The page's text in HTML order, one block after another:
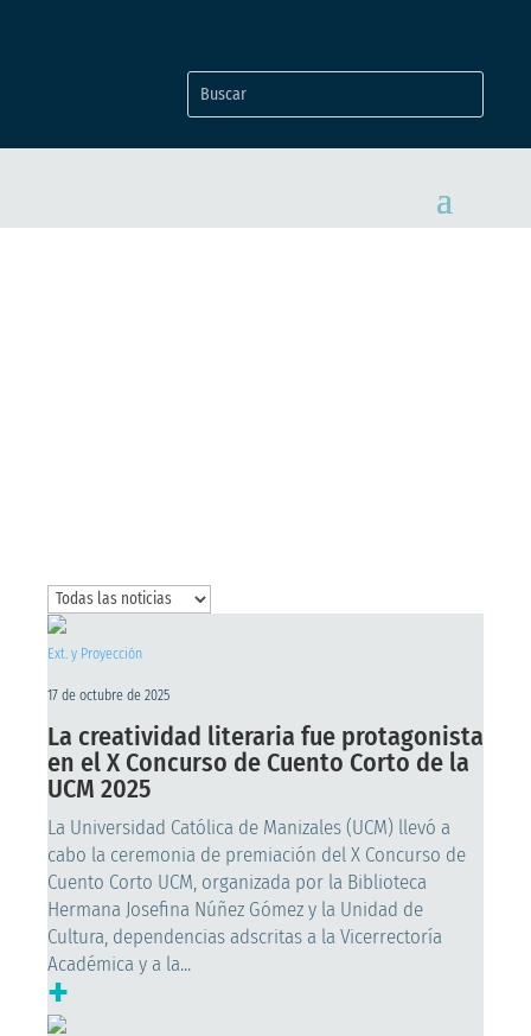
Ext. y Proyección
17 de octubre de 2025
La creatividad literaria fue protagonista
en el X Concurso de Cuento Corto de la
UCM 2025
La Universidad Católica de Manizales (UCM) llevó a
cabo la ceremonia de premiación del X Concurso de
Cuento Corto UCM, organizada por la Biblioteca
Hermana Josefina Núñez Gómez y la Unidad de
Cultura, dependencias adscritas a la Vicerrectoría
Académica y a la...
+